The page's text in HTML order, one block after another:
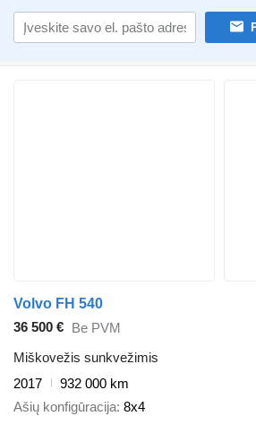
Volvo FH 540
36 500 € Be PVM
Miškovežis sunkvežimis
2017
932 000 km
Ašių konfigūracija 8x4